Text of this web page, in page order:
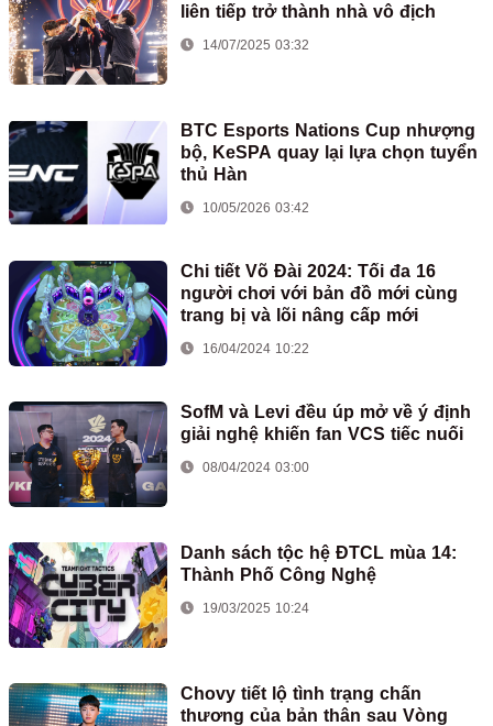
liên tiếp trở thành nhà vô địch
14/07/2025 03:32
BTC Esports Nations Cup nhượng
bộ, KeSPA quay lại lựa chọn tuyển
thủ Hàn
10/05/2026 03:42
Chi tiết Võ Đài 2024: Tối đa 16
người chơi với bản đồ mới cùng
trang bị và lõi nâng cấp mới
16/04/2024 10:22
SofM và Levi đều úp mở về ý định
giải nghệ khiến fan VCS tiếc nuối
08/04/2024 03:00
Danh sách tộc hệ ĐTCL mùa 14:
Thành Phố Công Nghệ
19/03/2025 10:24
Chovy tiết lộ tình trạng chấn
thương của bản thân sau Vòng